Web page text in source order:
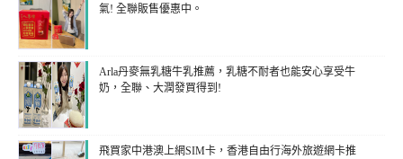
氣! 全聯販售優惠中。
Arla丹麥無乳糖牛乳推薦，乳糖不耐者也能安心享受牛
奶，全聯、大潤發買得到!
飛買家中港澳上網SIM卡，香港自由行海外旅遊網卡推